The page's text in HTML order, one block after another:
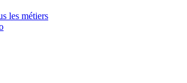
les métiers